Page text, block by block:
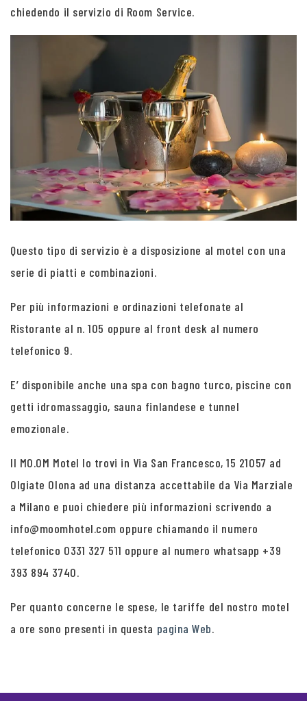
chiedendo il servizio di Room Service.
Questo tipo di servizio è a disposizione al motel con una
serie di piatti e combinazioni.
Per più informazioni e ordinazioni telefonate al
Ristorante al n. 105 oppure al front desk al numero
telefonico 9.
E’ disponibile anche una spa con bagno turco, piscine con
getti idromassaggio, sauna finlandese e tunnel
emozionale.
Il MO.OM Motel lo trovi in Via San Francesco, 15 21057 ad
Olgiate Olona ad una distanza accettabile da Via Marziale
a Milano e puoi chiedere più informazioni scrivendo a
info@moomhotel.com oppure chiamando il numero
telefonico 0331 327 511 oppure al numero whatsapp +39
393 894 3740.
Per quanto concerne le spese, le tariffe del nostro motel
a ore sono presenti in questa pagina Web.